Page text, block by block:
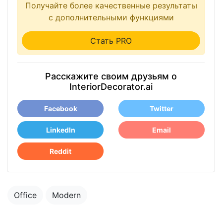
Получайте более качественные результаты
с дополнительными функциями
Стать PRO
Расскажите своим друзьям о
InteriorDecorator.ai
Facebook Twitter
LinkedIn Email
Reddit
Office Modern